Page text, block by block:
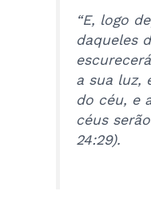
“E, logo
daqueles
a sua luz,
do céu, e
céus
24:29).